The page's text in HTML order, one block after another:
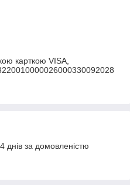
карткою VISA,
днів за домовленістю